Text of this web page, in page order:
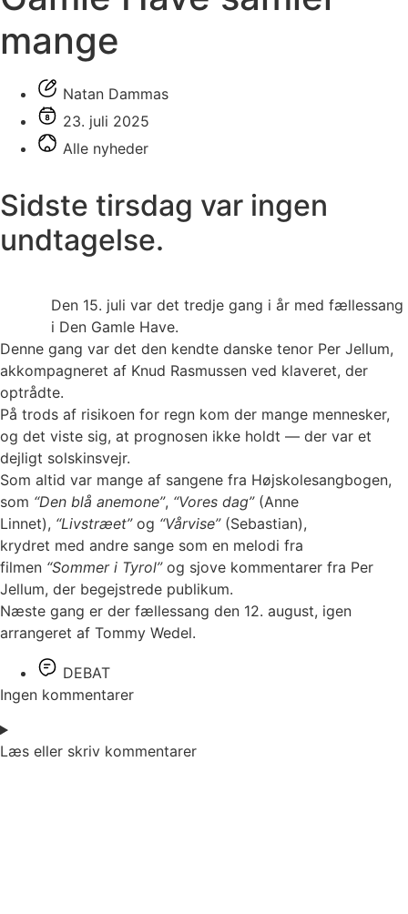
mange
Natan Dammas
23. juli 2025
Alle nyheder
Sidste tirsdag var ingen
undtagelse.
Den 15. juli var det tredje gang i år med fællessang
i Den Gamle Have.
Denne gang var det den kendte danske tenor Per Jellum,
akkompagneret af Knud Rasmussen ved klaveret, der
optrådte.
På trods af risikoen for regn kom der mange mennesker,
og det viste sig, at prognosen ikke holdt — der var et
dejligt solskinsvejr.
Som altid var mange af sangene fra Højskolesangbogen,
som “Den blå anemone”, “Vores dag”(Anne
Linnet), “Livstræet”og “Vårvise”(Sebastian),
krydret med andre sange som en melodi fra
filmen “Sommer i Tyrol”og sjove kommentarer fra Per
Jellum, der begejstrede publikum.
Næste gang er der fællessang den 12. august, igen
arrangeret af Tommy Wedel.
DEBAT
Ingen kommentarer
Læs eller skriv kommentarer